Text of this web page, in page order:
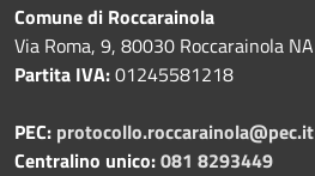
Comune di Roccarainola
Via Roma, 9, 80030 Roccarainola NA
Partita IVA:01245581218
PEC: protocollo.roccarainola@pec.it
Centralino unico:081 8293449